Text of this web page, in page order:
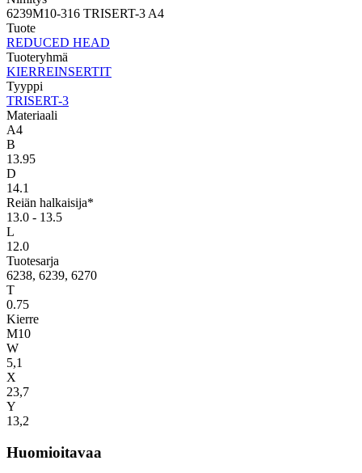
quantity
6239M10-316 TRISERT-3 A4
Tuote
REDUCED HEAD
Tuoteryhmä
KIERREINSERTIT
Tyyppi
TRISERT-3
Materiaali
A4
B
13.95
D
14.1
Reiän halkaisija*
13.0 - 13.5
L
12.0
Tuotesarja
6238, 6239, 6270
T
0.75
Kierre
M10
W
5,1
X
23,7
Y
13,2
Huomioitavaa